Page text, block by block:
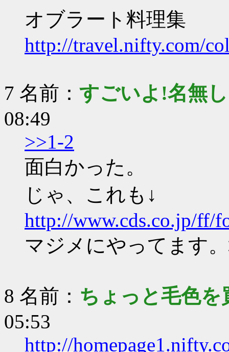
オブラート料理集
http://travel.nifty.com/
7 名前： すごいよ!名無
08:49
>>1-2
面白かった。
じゃ、これも↓
http://www.cds.co.jp/ff/
マジメにやってます
8 名前： ちょっと毛色を
05:53
http://